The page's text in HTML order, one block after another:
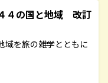
４の国と地域 改訂
域を旅の雑学とともに